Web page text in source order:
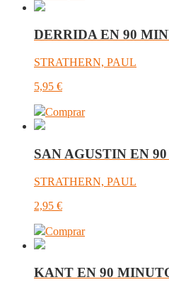
DERRIDA EN 90
STRATHERN, PAUL
5,95 €
Comprar
SAN AGUSTIN EN
STRATHERN, PAUL
2,95 €
Comprar
KANT EN 90